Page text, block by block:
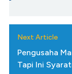
Next Article
Pengusaha
Tapi Ini